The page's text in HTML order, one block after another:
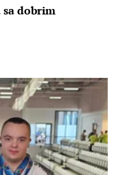
dobrim